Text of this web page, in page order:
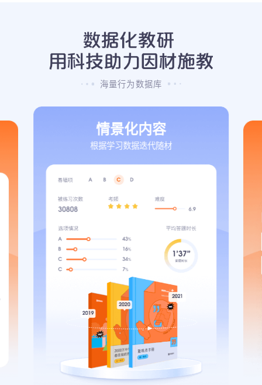
海量行为数据库
情景化内容
根据学习数据迭代随材